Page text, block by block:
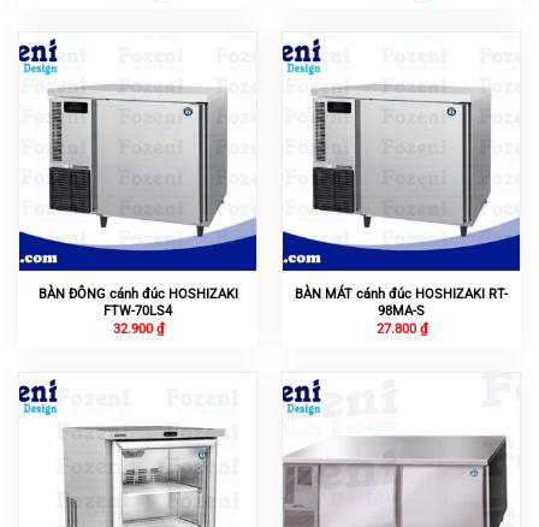
BÀN ĐÔNG cánh đúc HOSHIZAKI
FTW-70LS4
32.900 ₫
BÀN MÁT cánh đúc HOSHIZAKI RT-
98MA-S
27.800 ₫